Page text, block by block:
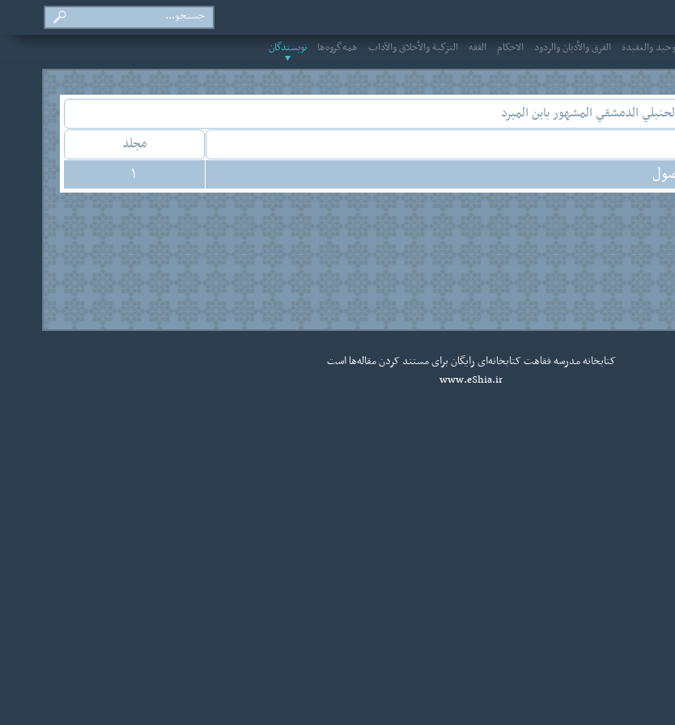
والعقيدة الفرق والأديان والردود الاحکام الفقه التزكية والأخلاق والآداب همه‌گروه‌ها نویسندگان
الدمشقي المشهور بابن المبرد
مجلد
1
کتابخانهمدرسه فقاهتکتابخانه‌ای رایگان برای مستند کردن مقاله‌ها است
www.eShia.ir